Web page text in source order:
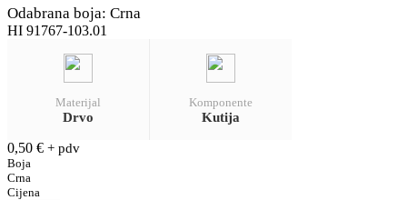
Odabrana boja: Crna
HI 91767-103.01
Materijal
Drvo
Komponente
Kutija
0,50 € + pdv
Boja
Crna
Cijena